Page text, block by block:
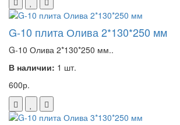
G-10 плита Олива 2*130*250 мм
G-10 Олива 2*130*250 мм..
В наличии: 1 шт.
600р.